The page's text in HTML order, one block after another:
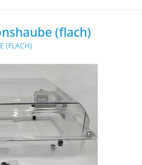
(flach)
(FLACH)